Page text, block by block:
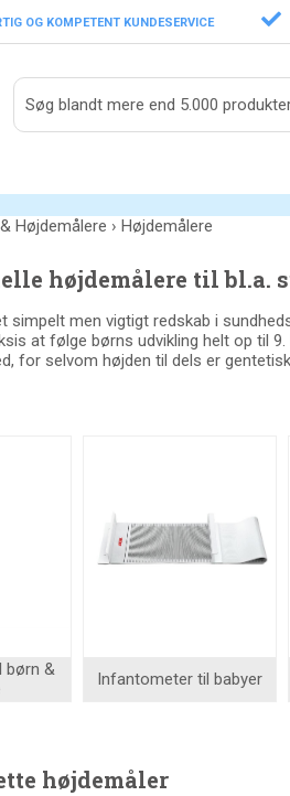
OG KOMPETENT KUNDESERVICE
Højdemålere › Højdemålere
højdemålere til bl.a.
simpelt men vigtigt redskab i
at følge børns udvikling helt op til 9.
for selvom højden til dels er
børn &
Infantometer til babyer
højdemåler